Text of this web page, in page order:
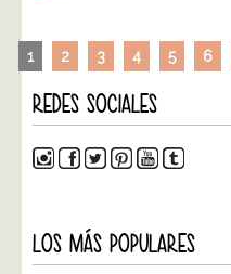
1 2 3 4 5 6
REDES SOCIALES
LOS MÁS POPULARES